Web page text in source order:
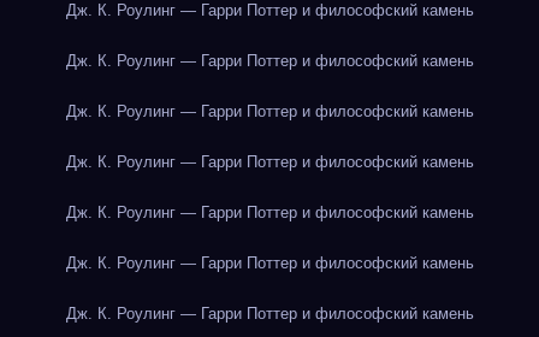
Дж. К. Роулинг — Гарри Поттер и философский камень
Дж. К. Роулинг — Гарри Поттер и философский камень
Дж. К. Роулинг — Гарри Поттер и философский камень
Дж. К. Роулинг — Гарри Поттер и философский камень
Дж. К. Роулинг — Гарри Поттер и философский камень
Дж. К. Роулинг — Гарри Поттер и философский камень
Дж. К. Роулинг — Гарри Поттер и философский камень